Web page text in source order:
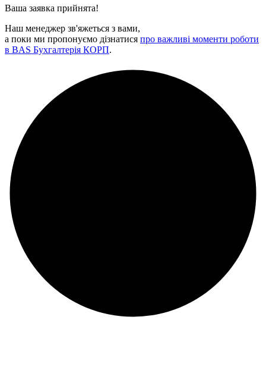
Ваша заявка прийнята!
Наш менеджер зв'яжеться з вами,
а поки ми пропонуємо дізнатися про важливі моменти роботи
в BAS Бухгалтерія КОРП.